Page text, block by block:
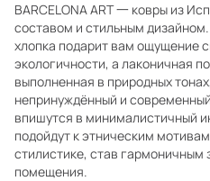
BARCELONA ART 一 ковры из
составом и стильным
хлопка подарит вам ощущение
экологичности, а лаконичная
выполненная в природных
непринуждённый и
впишутся в минималистичный
подойдут к этническим
стилистике, став
помещения.